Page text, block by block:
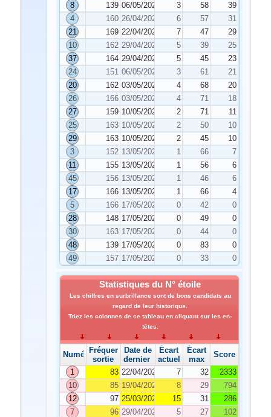
8
139 06/05/2022 3 58
39
4
160 26/04/2022 6 57
31
21
169 22/04/2022 7 47
29
10
162 29/04/2022 5 39
25
37
164 29/04/2022 5 45
23
24
151 06/05/2022 3 61
21
20
162 03/05/2022 4 68
20
26
166 03/05/2022 4 71
18
27
159 10/05/2022 2 71
11
25
163 10/05/2022 2 50
10
29
163 10/05/2022 2 45
10
3
152 13/05/2022 1 66
7
11
155 13/05/2022 1 56
6
45
156 13/05/2022 1 46
6
17
166 13/05/2022 1 66
4
5
166 17/05/2022 0 42
0
28
148 17/05/2022 0 49
0
30
163 17/05/2022 0 44
0
48
139 17/05/2022 0 83
0
49
157 17/05/2022 0 33 0
Statistiques du N° étoile
Les chiffres en surbrillance sont de bons candidats au
regard de leur historique.
Triez les colonnes de ce tableau en cliquant sur les en-
têtes.
NuméroFréquence de
sortie
Date de
dernier tirage
Écart
actuel
Écart
max
Score
1
83 22/04/2022 7 32
2333
10
85 19/04/2022 8 29
794
12
97 25/03/2022 15 31
286
7
96 29/04/2022 5 27
102